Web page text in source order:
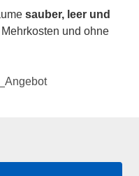
sauber, leer und
und ohne